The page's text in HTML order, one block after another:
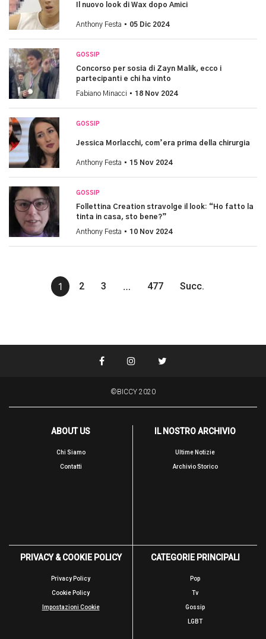
Il nuovo look di Wax dopo Amici
Anthony Festa • 05 Dic 2024
GOSSIP
Concorso per sosia di Zayn Malik, ecco i
partecipanti e chi ha vinto
Fabiano Minacci • 18 Nov 2024
GOSSIP
Jessica Morlacchi, com’era prima della chirurgia
Anthony Festa • 15 Nov 2024
GOSSIP
Follettina Creation stravolge il look: “Ho fatto la
tinta in casa, sto bene?”
Anthony Festa • 10 Nov 2024
1 2 3 … 477 Succ.
©BICCY 2020
ABOUT US
Chi Siamo
Contatti
IL NOSTRO ARCHIVIO
Ultime Notizie
Archivio Storico
PRIVACY & COOKIE POLICY
Privacy Policy
Cookie Policy
Impostazioni Cookie
CATEGORIE PRINCIPALI
Pop
Tv
Gossip
LGBT